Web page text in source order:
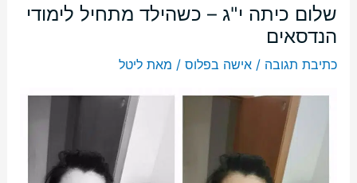
שלום כיתה י"ג – כשהילד מתחיל לימודי
הנדסאים
כתיבת תגובה /אישה בפלוס / מאתליטל